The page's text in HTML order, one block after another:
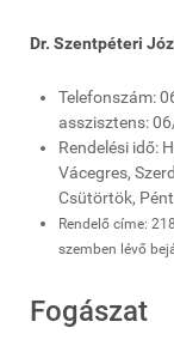
Dr. Szentpéteri
Telefonszám:
asszisztens:
Rendelési idő:
Vácegres,
Csütörtök,
Rendelő címe:
szemben lévő
Fogászat